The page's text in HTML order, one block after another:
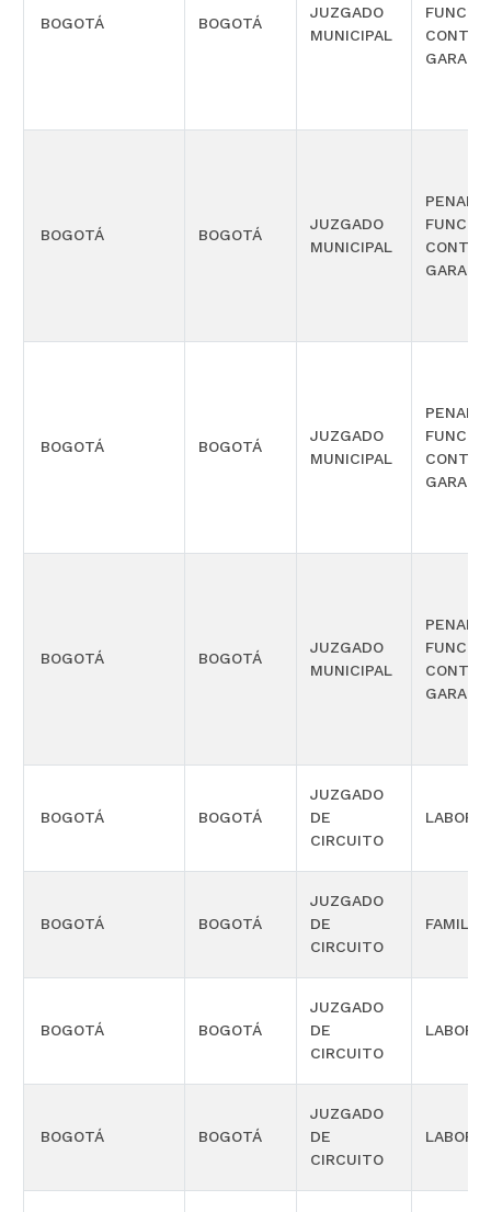
BOGOTÁ BOGOTÁ
JUZGADO
MUNICIPAL
BOGOTÁ BOGOTÁ
JUZGADO
MUNICIPAL
PENAL
BOGOTÁ BOGOTÁ
JUZGADO
MUNICIPAL
PENAL
BOGOTÁ BOGOTÁ
JUZGADO
MUNICIPAL
PENAL
BOGOTÁ BOGOTÁ
JUZGADO
DE
CIRCUITO
BOGOTÁ BOGOTÁ
JUZGADO
DE
CIRCUITO
FAMILIA
BOGOTÁ BOGOTÁ
JUZGADO
DE
CIRCUITO
BOGOTÁ BOGOTÁ
JUZGADO
DE
CIRCUITO